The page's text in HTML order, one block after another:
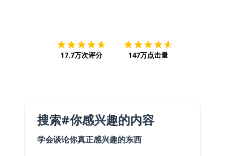
17.7万次评分 147万点击量
搜索#你感兴趣的内容
学会谈论你真正感兴趣的东西